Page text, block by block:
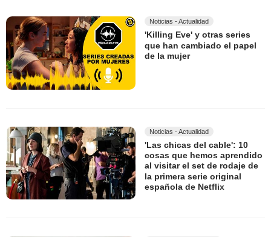
Noticias - Actualidad
'Killing Eve' y otras series
que han cambiado el papel
de la mujer
Noticias - Actualidad
'Las chicas del cable': 10
cosas que hemos aprendido
al visitar el set de rodaje de
la primera serie original
española de Netflix